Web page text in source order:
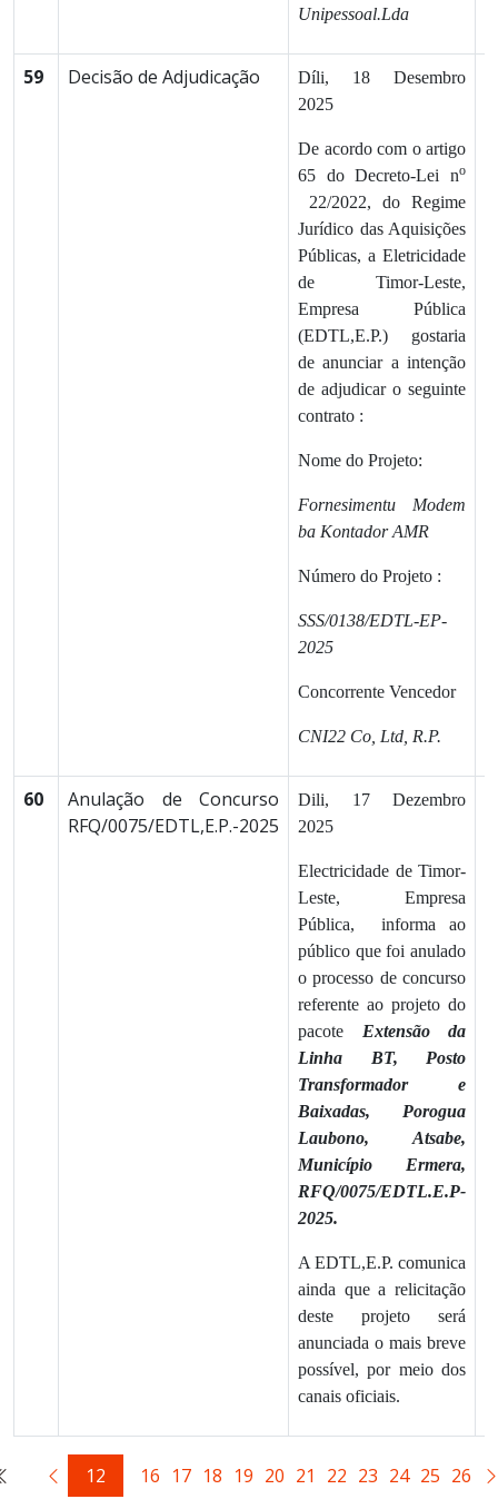
Unipessoal.Lda
59 Decisão de Adjudicação
Díli, 18 Desembro
2025
De acordo com o artigo
65 do Decreto-Lei no
22/2022, do Regime
Jurídico das Aquisições
Públicas, a Eletricidade
de Timor-Leste,
Empresa Pública
(EDTL,E.P.) gostaria
de anunciar a intenção
de adjudicar o seguinte
contrato :
Nome do Projeto:
Fornesimentu Modem
ba Kontador AMR
Número do Projeto :
SSS/0138/EDTL-EP-
2025
Concorrente Vencedor
CNI22 Co, Ltd, R.P.
60
Anulação de Concurso
RFQ/0075/EDTL,E.P.-2025
Dili, 17 Dezembro
2025
Electricidade de Timor-
Leste, Empresa
Pública, informa ao
público que foi anulado
o processo de concurso
referente ao projeto do
pacote Extensão da
Linha BT, Posto
Transformador e
Baixadas, Porogua
Laubono, Atsabe,
Município Ermera,
RFQ/0075/EDTL.E.P-
2025.
A EDTL,E.P. comunica
ainda que a relicitação
deste projeto será
anunciada o mais breve
possível, por meio dos
canais oficiais.
12 16 17 18 19 20 21 22 23 24 25 26